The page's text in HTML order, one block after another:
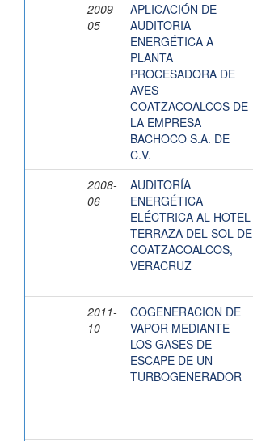
2009-
05
APLICACIÓN DE
AUDITORIA
ENERGÉTICA A
PLANTA
PROCESADORA DE
AVES
COATZACOALCOS DE
LA EMPRESA
BACHOCO S.A. DE
C.V.
2008-
06
AUDITORÍA
ENERGÉTICA
ELÉCTRICA AL HOTEL
TERRAZA DEL SOL DE
COATZACOALCOS,
VERACRUZ
2011-
10
COGENERACION DE
VAPOR MEDIANTE
LOS GASES DE
ESCAPE DE UN
TURBOGENERADOR